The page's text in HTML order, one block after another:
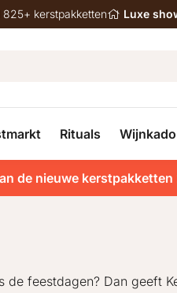
825+ kerstpakketten Luxe
Rituals Wijnkado
de nieuwe
de feestdagen? Dan geeft